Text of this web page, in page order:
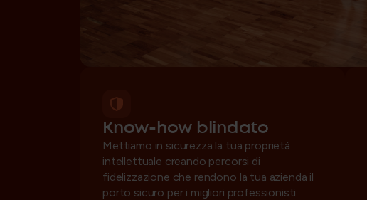
Know-how blindato
Mettiamo in sicurezza la tua proprietà
intellettuale creando percorsi di
fidelizzazione che rendono la tua azienda il
porto sicuro per i migliori professionisti.